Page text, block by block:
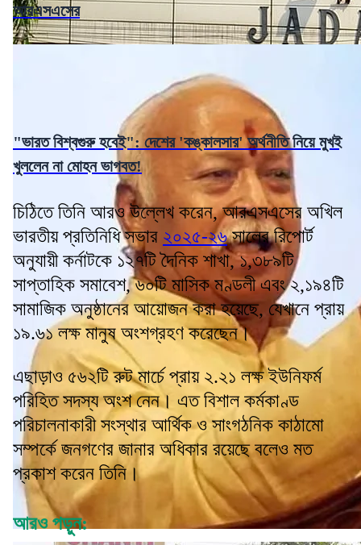
আরএসএসের
"ভারত বিশ্বগুরু হবেই": দেশের 'কঙ্কালসার' অর্থনীতি নিয়ে মুখই
খুললেন না মোহন ভাগবত!
চিঠিতে তিনি আরও উল্লেখ করেন, আরএসএসের অখিল
ভারতীয় প্রতিনিধি সভার ২০২৫-২৬সালের রিপোর্ট
অনুযায়ী কর্নাটকে ১২৭টি দৈনিক শাখা, ১,৩৮৯টি
সাপ্তাহিক সমাবেশ, ৬০টি মাসিক মণ্ডলী এবং ২,১৯৪টি
সামাজিক অনুষ্ঠানের আয়োজন করা হয়েছে, যেখানে প্রায়
১৯.৬১ লক্ষ মানুষ অংশগ্রহণ করেছেন।
এছাড়াও ৫৬২টি রুট মার্চে প্রায় ২.২১ লক্ষ ইউনিফর্ম
পরিহিত সদস্য অংশ নেন। এত বিশাল কর্মকাণ্ড
পরিচালনাকারী সংস্থার আর্থিক ও সাংগঠনিক কাঠামো
সম্পর্কে জনগণের জানার অধিকার রয়েছে বলেও মত
প্রকাশ করেন তিনি।
আরও পড়ুন: